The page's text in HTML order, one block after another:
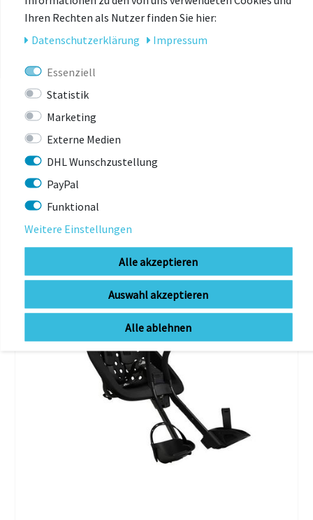
DAS KÖNNTE
-3%
Ihren Rechten als Nutzer finden Sie hier:
Daten­schutz­erklärung
Impressum
Essenziell
Statistik
Marketing
Externe Medien
DHL Wunschzustellung
PayPal
Funktional
Weitere Einstellungen
Alle akzeptieren
Auswahl akzeptieren
Alle ablehnen